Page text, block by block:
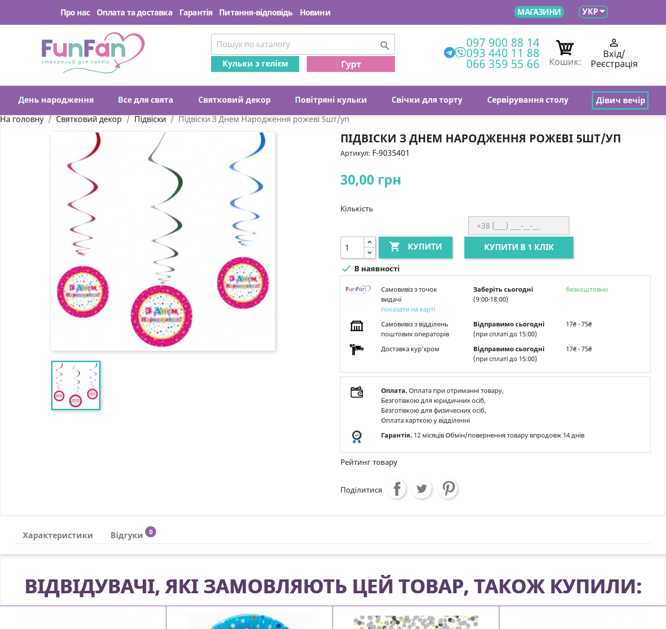
Про нас Оплата та доставка Гарантія Питання-відповідь Новини МАГАЗИНИ УКР
День народження Все для свята Святковий декор Повітряні кульки Свічки для торту Сервірування столу Дівич вечір

Кульки з гелієм Гурт
097 900 88 14
093 440 11 88
066 359 55 66 Кошик:

Вхід/
Реєстрація
На головну Святковий декор Підвіски Підвіски З Днем Народження рожеві 5шт/уп
ПІДВІСКИ З ДНЕМ НАРОДЖЕННЯ РОЖЕВІ 5ШТ/УП
Артикул: F-9035401
30,00 грн
Кількість
 КУПИТИ КУПИТИ В 1 КЛІК
 В наявності
Самовивіз з точок
видачі
показати на карті
Заберіть сьогодні
(9:00-18:00)
безкоштовно
Самовивіз з відділень
поштових операторів
Відправимо сьогодні
(при сплаті до 15:00)
17₴ - 75₴
Доставка курʼєром
Відправимо сьогодні
(при сплаті до 15:00)
17₴ - 75₴
Оплата. Оплата при отриманні товару,
Безготівкою для юридичних осіб,
Безготівкою для физичесних осіб,
Оплата карткою у відділенні
Гарантія. 12 місяців Обмін/повернення товару впродовж 14 днів
Рейтинг товару
Поділитися
Характеристики Відгуки 0
ВІДВІДУВАЧІ, ЯКІ ЗАМОВЛЯЮТЬ ЦЕЙ ТОВАР, ТАКОЖ КУПИЛИ: